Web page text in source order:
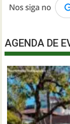
AGENDA DE